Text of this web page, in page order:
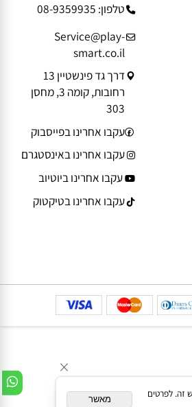
פרטי יצירת קשר
טלפון: 08-9359935
Service@play-
smart.co.il
דרך גד פינשטיין 13
רחובות, קומה 3, מחסן
303
עקבו אחרינו בפייסבוק
עקבו אחרינו באינסטגרם